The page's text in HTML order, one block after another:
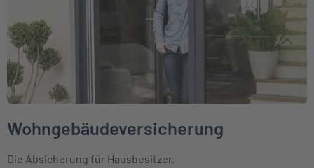
Wohngebäudeversicherung
Die Absicherung für Hausbesitzer.